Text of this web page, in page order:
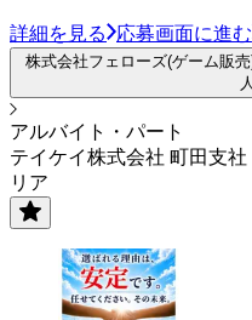
詳細を見る 応募画面に進む
株式会社フェローズ(ゲーム販
アルバイト・パート
テイケイ株式会社 町田支
リア